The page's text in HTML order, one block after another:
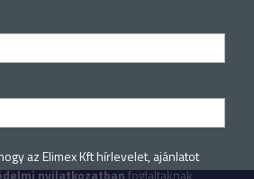
az Elimex Kft hírlevelet, ajánlatot
nyilatkozatbanfoglaltaknak